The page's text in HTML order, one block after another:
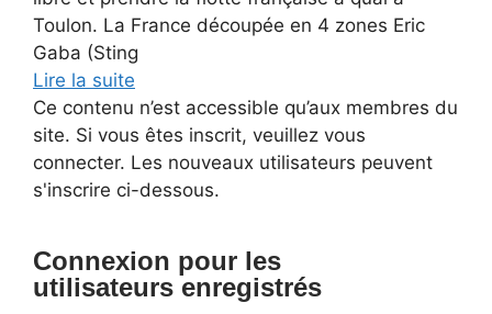
Toulon. La France découpée en 4 zones Eric
Gaba (Sting
Lire la suite
Ce contenu n’est accessible qu’aux membres du
site. Si vous êtes inscrit, veuillez vous
connecter. Les nouveaux utilisateurs peuvent
s'inscrire ci-dessous.
Connexion pour les
utilisateurs enregistrés